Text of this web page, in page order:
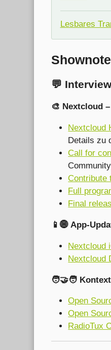
Lesbares
💬
🎨 Nextcloud
Nextcloud
Details zu
Call for
Contribute
Full
Final
📱🌐 App-
Nextcloud
Nextcloud
🧑‍🤝‍🧑
Open
Open
RadioTux